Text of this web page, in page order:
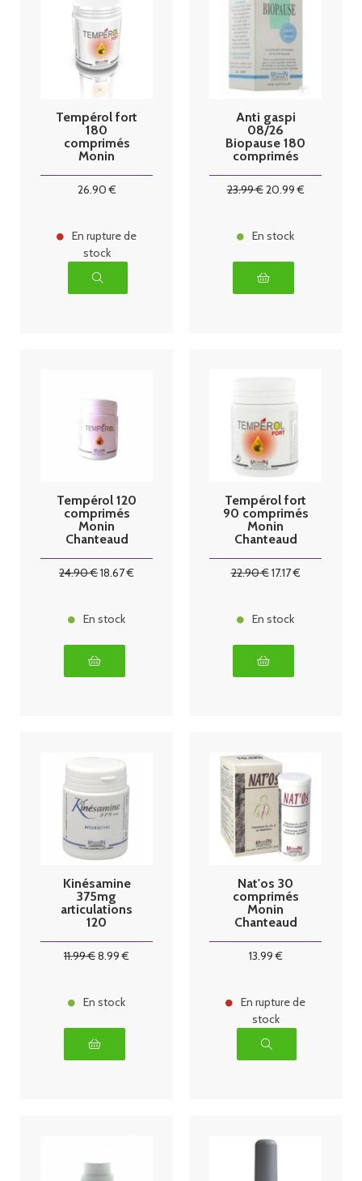
Tempérol fort
180
comprimés
Monin
26.90€
En rupture de
stock
Anti gaspi
08/26
Biopause 180
comprimés
23.99€20.99€
En stock
Tempérol 120
comprimés
Monin
Chanteaud
24.90€18.67€
En stock
Tempérol fort
90 comprimés
Monin
Chanteaud
22.90€17.17€
En stock
Kinésamine
375mg
articulations
120
chanteaud
11.99€8.99 €
En stock
Nat'os 30
comprimés
Monin
Chanteaud
13.99€
En rupture de
stock